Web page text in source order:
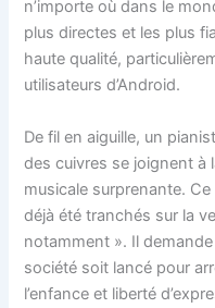
n’importe où dans le
plus directes et les plus
haute qualité,
utilisateurs d’Android.
De fil en aiguille, un
des cuivres se joignent à
musicale surprenante.
déjà été tranchés sur la
notamment ». Il
société soit lancé pour
l’enfance et liberté